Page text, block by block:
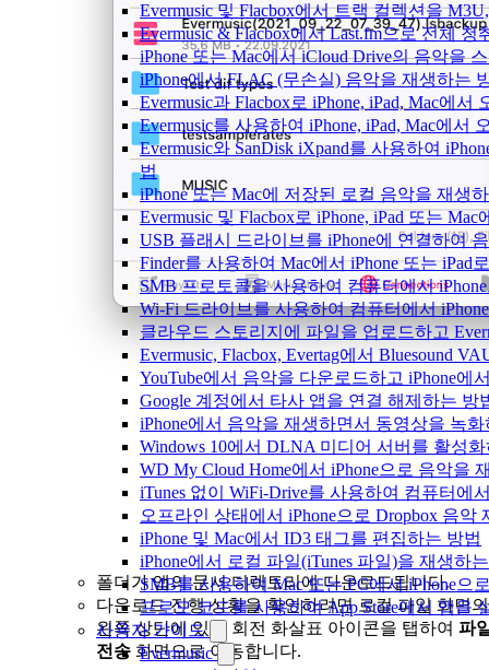
Evermusic 및 Flacbox에서 트랙 컬렉션을
Evermusic & Flacbox에서 Last.fm으로 전체 청
iPhone 또는 Mac에서 iCloud Drive의 음악을
iPhone에서 FLAC (무손실) 음악을 재생하는
Evermusic과 Flacbox로 iPhone, iPad, Mac에
Evermusic를 사용하여 iPhone, iPad, Mac에서
Evermusic와 SanDisk iXpand를 사용하여
법
iPhone 또는 Mac에 저장된 로컬 음악을 재생
Evermusic 및 Flacbox로 iPhone, iPad 또는
USB 플래시 드라이브를 iPhone에 연결하여
Finder를 사용하여 Mac에서 iPhone 또는 iPad
SMB 프로토콜을 사용하여 컴퓨터에서
Wi-Fi 드라이브를 사용하여 컴퓨터에서
클라우드 스토리지에 파일을 업로드하고
Evermusic, Flacbox, Evertag에서 Bluesound
YouTube에서 음악을 다운로드하고 iPhone에
Google 계정에서 타사 앱을 연결 해제하는 방
iPhone에서 음악을 재생하면서 동영상을 녹
Windows 10에서 DLNA 미디어 서버를 활성
WD My Cloud Home에서 iPhone으로 음악을
iTunes 없이 WiFi-Drive를 사용하여 컴퓨터에
오프라인 상태에서 iPhone으로 Dropbox 음악
iPhone 및 Mac에서 ID3 태그를 편집하는 방법
iPhone에서 로컬 파일(iTunes 파일)을 재생하
SMB를 사용하여 Mac 또는 PC에서 iPhone으
프로모 코드를 사용하여 App Store에서 앱을
사용자 가이드
Evermusic
폴더가 앱의 문서 디렉토리에 다운로드됩니다.
다운로드 진행 상황을 확인하려면 로컬 파일 화면의
왼쪽 상단에 있는 회전 화살표 아이콘을 탭하여 파
전송 화면으로 이동합니다.